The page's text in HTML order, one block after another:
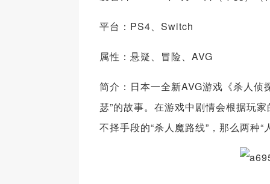
平台：PS4、Switch
属性：悬疑、冒险、AVG
简介：日本一全新AVG游戏《杀人侦
瑟”的故事。在游戏中剧情会根据玩
不择手段的“杀人魔路线”，那么两种